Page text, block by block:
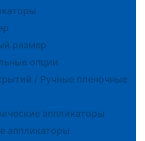
размер
опции
/ Ручные пленочные
аппликаторы
аппликаторы